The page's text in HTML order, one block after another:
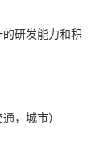
研发能力和积
，城市）